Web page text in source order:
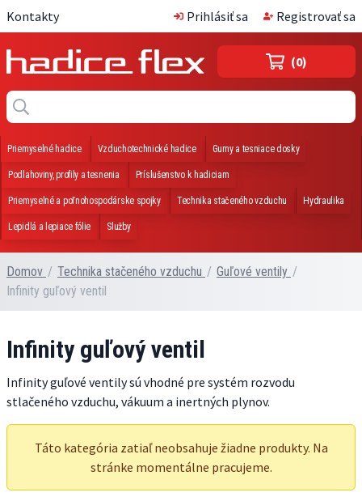
Kontakty Prihlásiť sa Registrovať sa
(0)
Priemyselné hadice Vzduchotechnické hadice Gumy a tesniace dosky
Podlahoviny, profily a tesnenia Príslušenstvo k hadiciam
Priemyselné a poľnohospodárske spojky Technika stačeného vzduchu Hydraulika
Lepidlá a lepiace fólie Služby
Domov / Technika stačeného vzduchu / Guľové ventily /
Infinity guľový ventil
Infinity guľový ventil
Infinity guľové ventily sú vhodné pre systém rozvodu
stlačeného vzduchu, vákuum a inertných plynov.
Táto kategória zatiaľ neobsahuje žiadne produkty. Na
stránke momentálne pracujeme.